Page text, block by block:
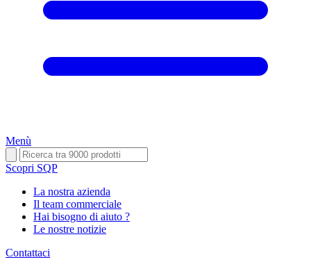
Menù
Scopri SQP
La nostra azienda
Il team commerciale
Hai bisogno di aiuto ?
Le nostre notizie
Contattaci